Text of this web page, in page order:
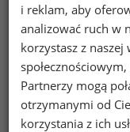
Wyrażam
danych
sp. k. w
i reklam, aby
analizować ruch w
korzystasz z
Partnerzy mogą
otrzymanymi od
korzystania z ich